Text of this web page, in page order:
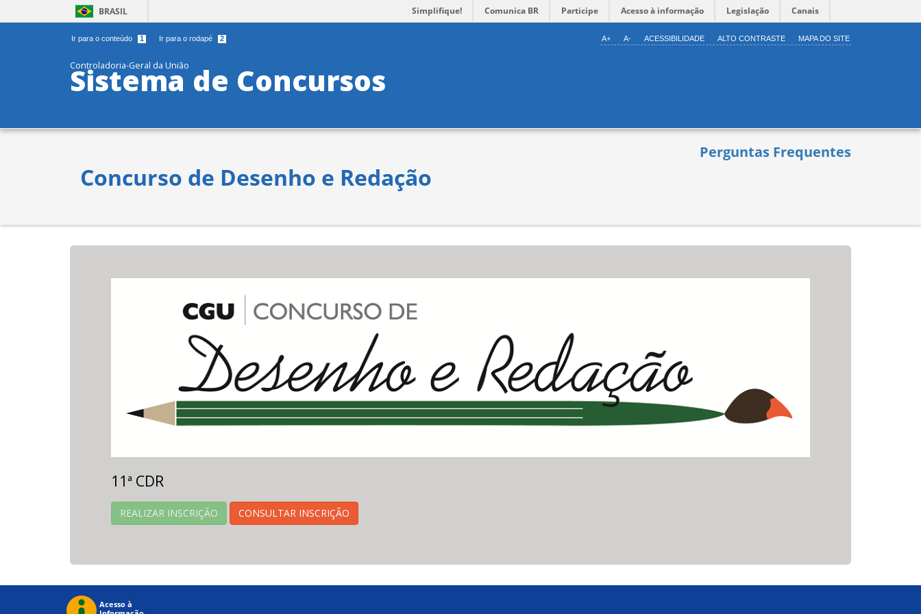
BRASIL Simplifique! Comunica BR Participe Acesso à informação Legislação Canais
Ir para o conteúdo 1 Ir para o rodapé 2 A+ A- ACESSIBILIDADE ALTO CONTRASTE MAPA DO SITE
Controladoria-Geral da União
Sistema de Concursos
Concurso de Desenho e Redação
Perguntas Frequentes
11ª CDR
REALIZAR INSCRIÇÃO CONSULTAR INSCRIÇÃO